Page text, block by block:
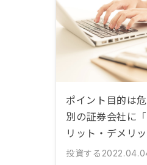
ポイント目的は
別の証券会社に
リット・デメリ
投資する